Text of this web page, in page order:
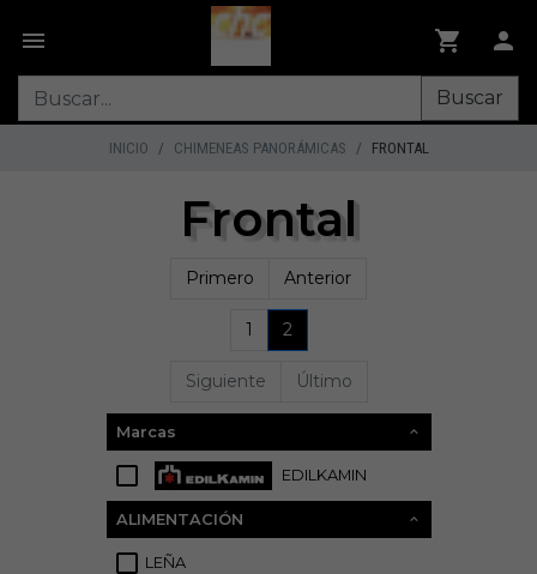
Buscar
INICIO CHIMENEAS PANORÁMICAS FRONTAL
Frontal
Primero Anterior
1 2
Siguiente Último
Marcas
EDILKAMIN
ALIMENTACIÓN
LEÑA